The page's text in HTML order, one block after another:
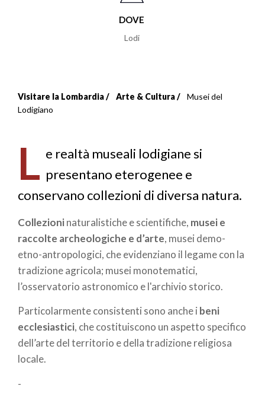
DOVE
Lodi
Briciole
pane
Visitare la Lombardia Arte & Cultura
Musei del
Lodigiano
L e realtà museali lodigiane si
presentano eterogenee e
conservano collezioni di diversa natura.
Collezioninaturalistiche e scientifiche, musei e
raccolte archeologiche e d’arte, musei demo-
etno-antropologici, che evidenziano il legame con la
tradizione agricola; musei monotematici,
l’osservatorio astronomico e l'archivio storico.
Particolarmente consistenti sono anche i beni
ecclesiastici, che costituiscono un aspetto specifico
dell’arte del territorio e della tradizione religiosa
locale.
-